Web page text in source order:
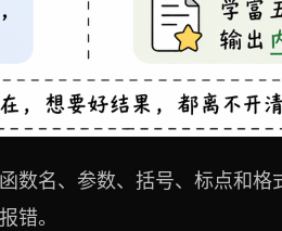
数名、参数、括号、标点和
错。